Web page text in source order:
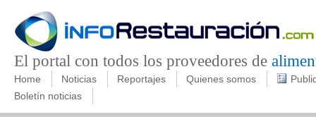
El portal con todos los proveedores de
Home Noticias Reportajes Quienes somos
Boletín noticias